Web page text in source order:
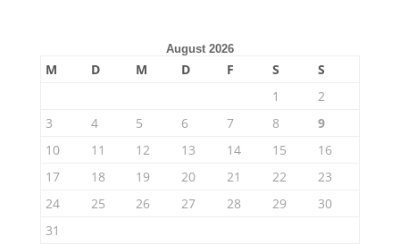
August 2026
M D M D F S
S
1
2
3
4 5 6 7 8
9
10
11 12 13 14 15
16
17
18 19 20 21 22
23
24
25 26 27 28 29
30
31